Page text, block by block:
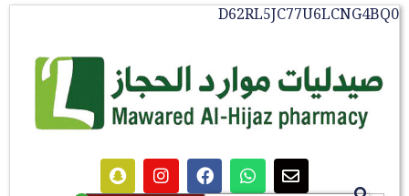
D62RL5JC77U6LCNG4BQ0